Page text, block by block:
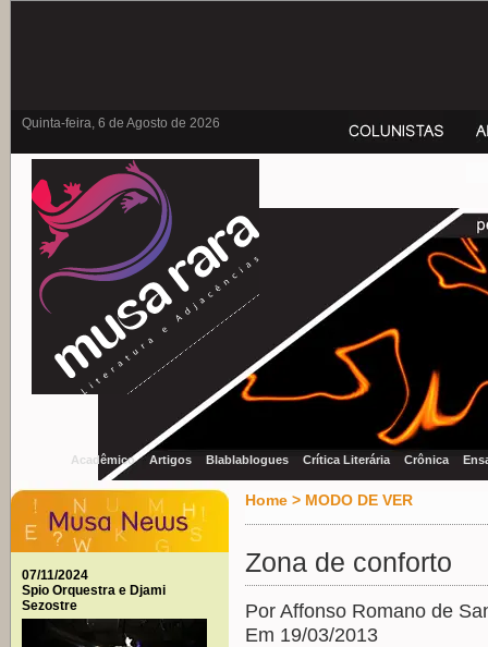
Quinta-feira, 6 de Agosto de 2026
Acadêmico Artigos Blablablogues Crítica Literária Crônica
07/11/2024
Spio Orquestra e Djami
Sezostre
Home > MODO DE VER
Zona de conforto
Por Affonso Romano de
Em 19/03/2013